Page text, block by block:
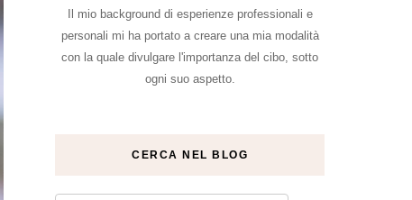
Il mio background di esperienze professionali e
personali mi ha portato a creare una mia modalità
con la quale divulgare l'importanza del cibo, sotto
ogni suo aspetto.
CERCA NEL BLOG